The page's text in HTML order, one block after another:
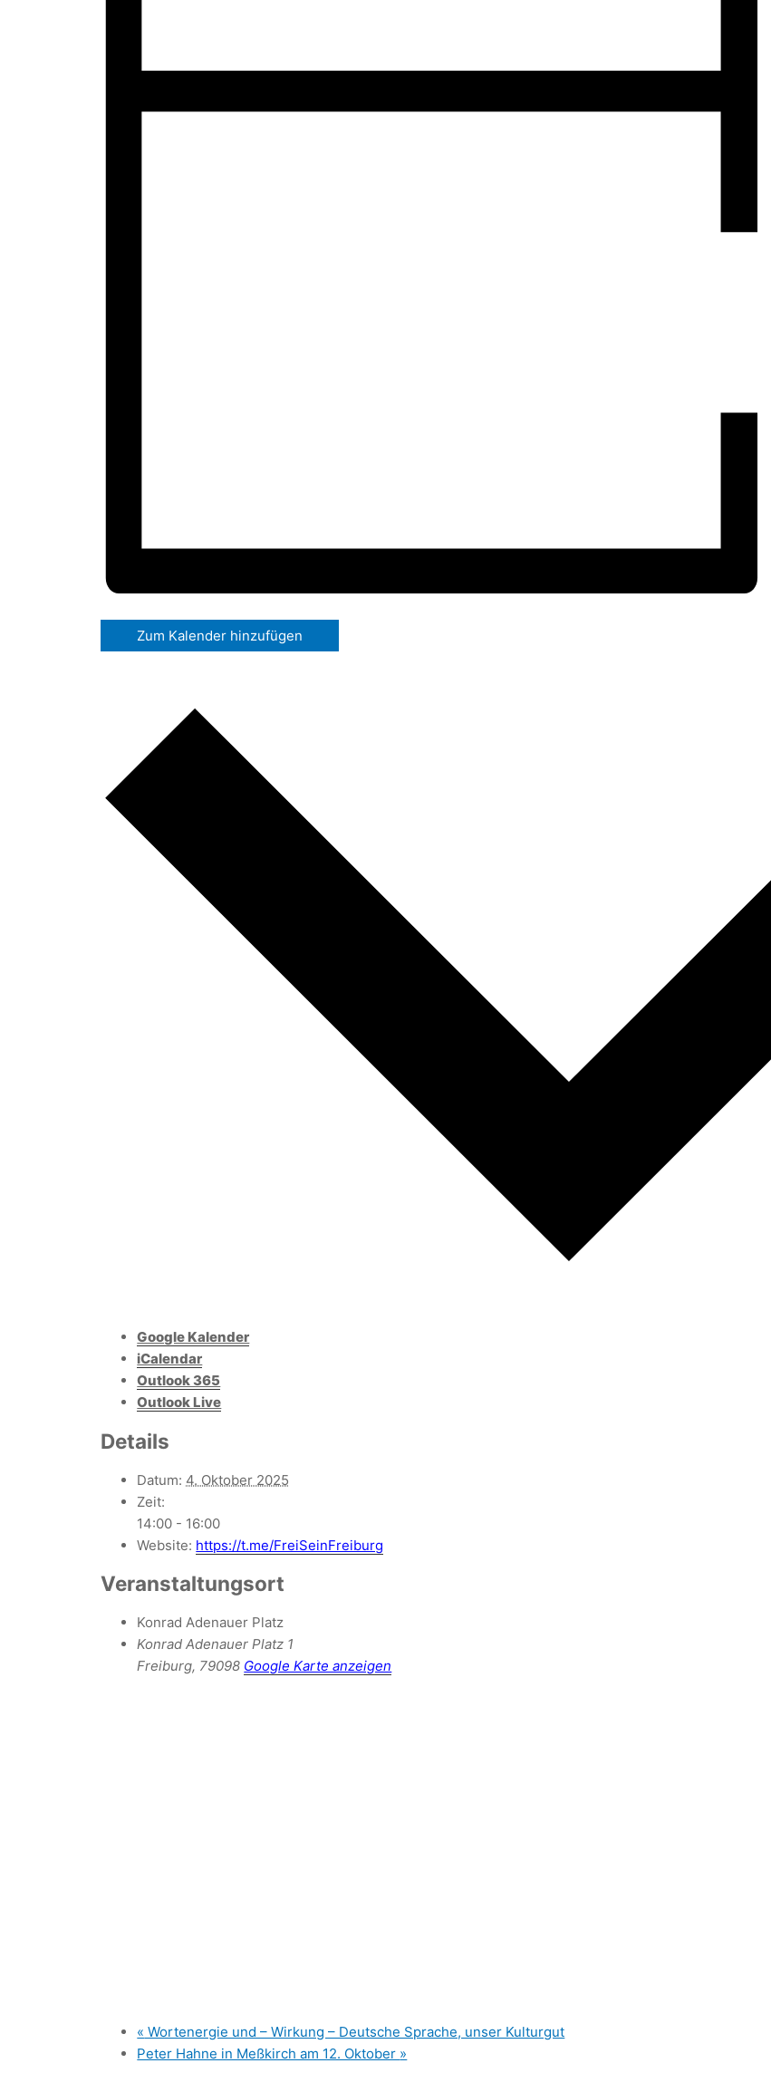
Zum Kalender hinzufügen
Google Kalender
iCalendar
Outlook 365
Outlook Live
Details
Datum: 4. Oktober 2025
Zeit:
14:00 - 16:00
Website: https://t.me/FreiSeinFreiburg
Veranstaltungsort
Konrad Adenauer Platz
Konrad Adenauer Platz 1
Freiburg, 79098 Google Karte anzeigen
« Wortenergie und – Wirkung – Deutsche Sprache, unser Kulturgut
Peter Hahne in Meßkirch am 12. Oktober »